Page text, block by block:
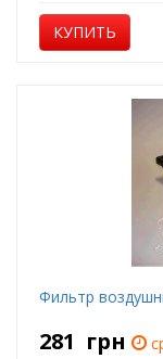
КУПИТЬ
Фильтр
281 грн